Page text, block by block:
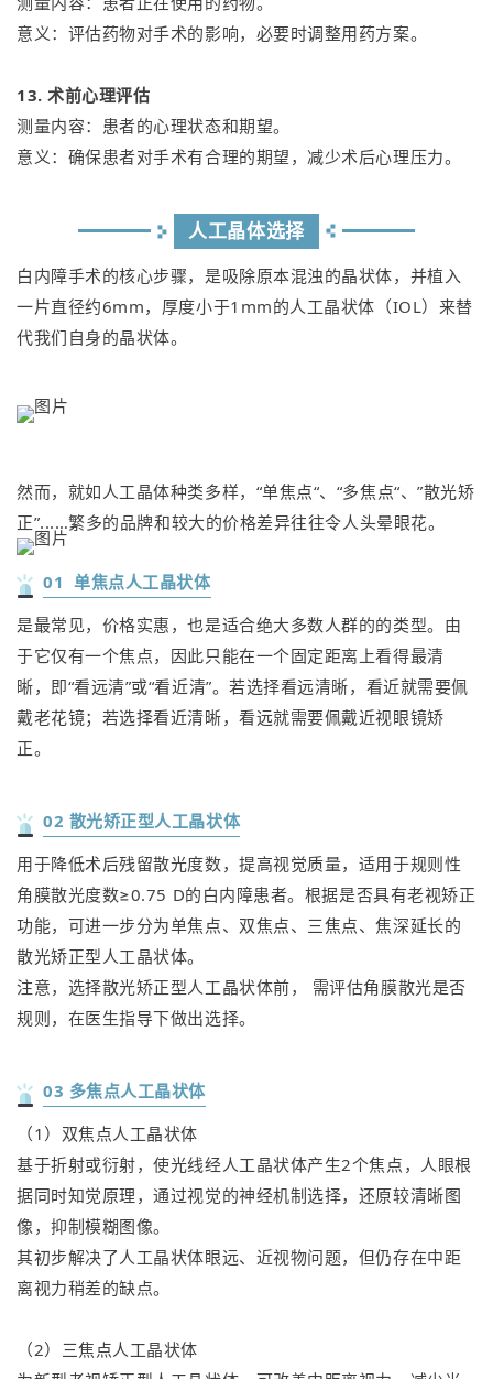
意义：评估药物对手术的影响，必要时调整用药方案。
13. 术前心理评估
测量内容：患者的心理状态和期望。
意义：确保患者对手术有合理的期望，减少术后心理压力。
人工晶体选择
白内障手术的核心步骤，是吸除原本混浊的晶状体，并植入
一片直径约6mm，厚度小于1mm的人工晶状体（IOL）来替
代我们自身的晶状体。
然而，就如人工晶体种类多样，“单焦点“、“多焦点“、”散光矫
正”...…繁多的品牌和较大的价格差异往往令人头晕眼花。
01 单焦点人工晶状体
是最常见，价格实惠，也是适合绝大多数人群的的类型。由
于它仅有一个焦点，因此只能在一个固定距离上看得最清
晰，即“看远清”或“看近清”。若选择看远清晰，看近就需要佩
戴老花镜；若选择看近清晰，看远就需要佩戴近视眼镜矫
正。
02 散光矫正型人工晶状体
用于降低术后残留散光度数，提高视觉质量，适用于规则性
角膜散光度数≥0.75 D的白内障患者。根据是否具有老视矫正
功能，可进一步分为单焦点、双焦点、三焦点、焦深延长的
散光矫正型人工晶状体。
注意，选择散光矫正型人工晶状体前， 需评估角膜散光是否
规则，在医生指导下做出选择。
03 多焦点人工晶状体
（1）双焦点人工晶状体
基于折射或衍射，使光线经人工晶状体产生2个焦点，人眼根
据同时知觉原理，通过视觉的神经机制选择，还原较清晰图
像，抑制模糊图像。
其初步解决了人工晶状体眼远、近视物问题，但仍存在中距
离视力稍差的缺点。
（2）三焦点人工晶状体